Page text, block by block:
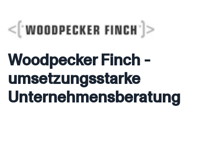
Woodpecker Finch -
umsetzungsstarke
Unternehmensberatung